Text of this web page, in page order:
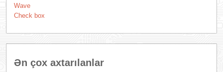
Wave
Check box
Ən çox axtarılanlar